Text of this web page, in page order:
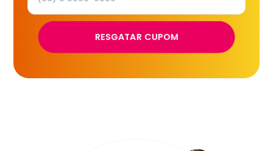
RESGATAR CUPOM